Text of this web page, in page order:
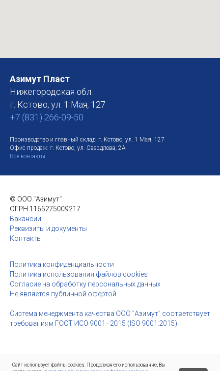
Сайт использует файлы cookies. Продолжая его использование, Вы
Азимут Пласт
Нижегородская обл.
г. Кстово, ул. 1 Мая, 127
+7 (831) 266-09-50
Производство и главный склад: г. Кстово, ул. 1 Мая, 127
Офис продаж: г. Кстово, ул. Свердлова, 2А
Все контакты
© ООО "Азимут"
ОГРН 1165275009217
Вакансии
Реквизиты и документы
Контакты
Политика конфиденциальности
Политика использования файлов cookies
Согласие на обработку персональных данных
Не является публичной офертой
Система менеджмента качества ООО "Азимут" соответствует
требованиям ГОСТ ИСО 9001–2015 (ISO 9001:2015)